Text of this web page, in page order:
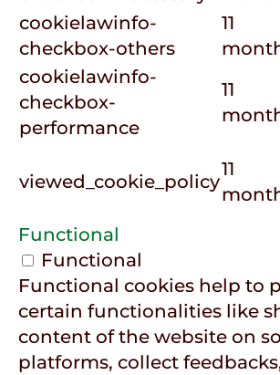
cookielawinfo-
checkbox-others
11
cookielawinfo-
checkbox-
performance
11
viewed_cookie_policy
11
Functional
Functional
Functional cookies help to
certain functionalities like
content of the website on
platforms, collect